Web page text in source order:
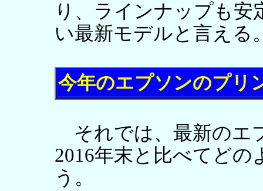
り、ラインナップも
い最新モデルと言える
今年のエプソンのプリ
それでは、最新のエ
2016年末と比べてど
う。